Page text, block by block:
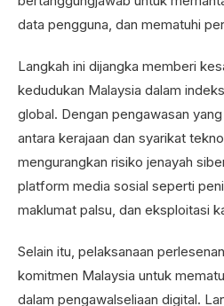
data pengguna, dan mematuhi
Langkah ini dijangka memberi
kedudukan Malaysia dalam
global. Dengan pengawasan
antara kerajaan dan syarikat
mengurangkan risiko jenayah
platform media sosial seperti
maklumat palsu, dan eksploitasi
Selain itu, pelaksanaan
komitmen Malaysia untuk
dalam pengawalseliaan digital.